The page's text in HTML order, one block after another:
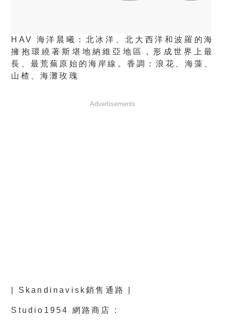
HAV 海洋晨曦：北冰洋、北大西洋和波羅的海
擁抱環繞著斯堪地納維亞地區，形成世界上最
長、最荒蕪原始的海岸線。香調：浪花、海藻、
山楂、海灘玫瑰
Advertisements
| Skandinavisk銷售通路 |
Studio1954 網路商店 :